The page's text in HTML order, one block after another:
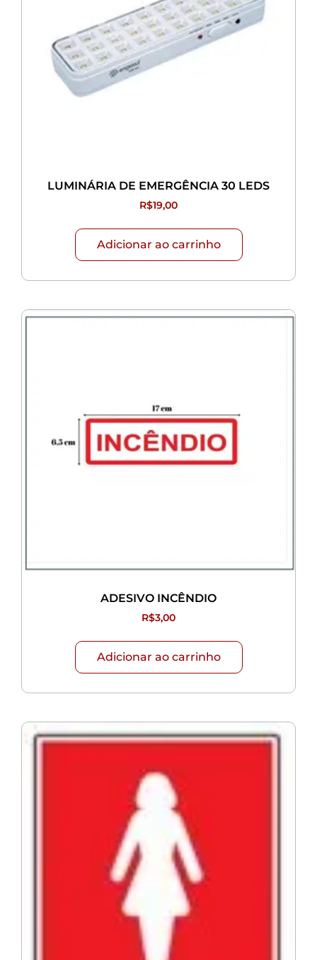
LUMINÁRIA DE EMERGÊNCIA 30 LEDS
R$19,00
Adicionar ao carrinho
ADESIVO INCÊNDIO
R$3,00
Adicionar ao carrinho